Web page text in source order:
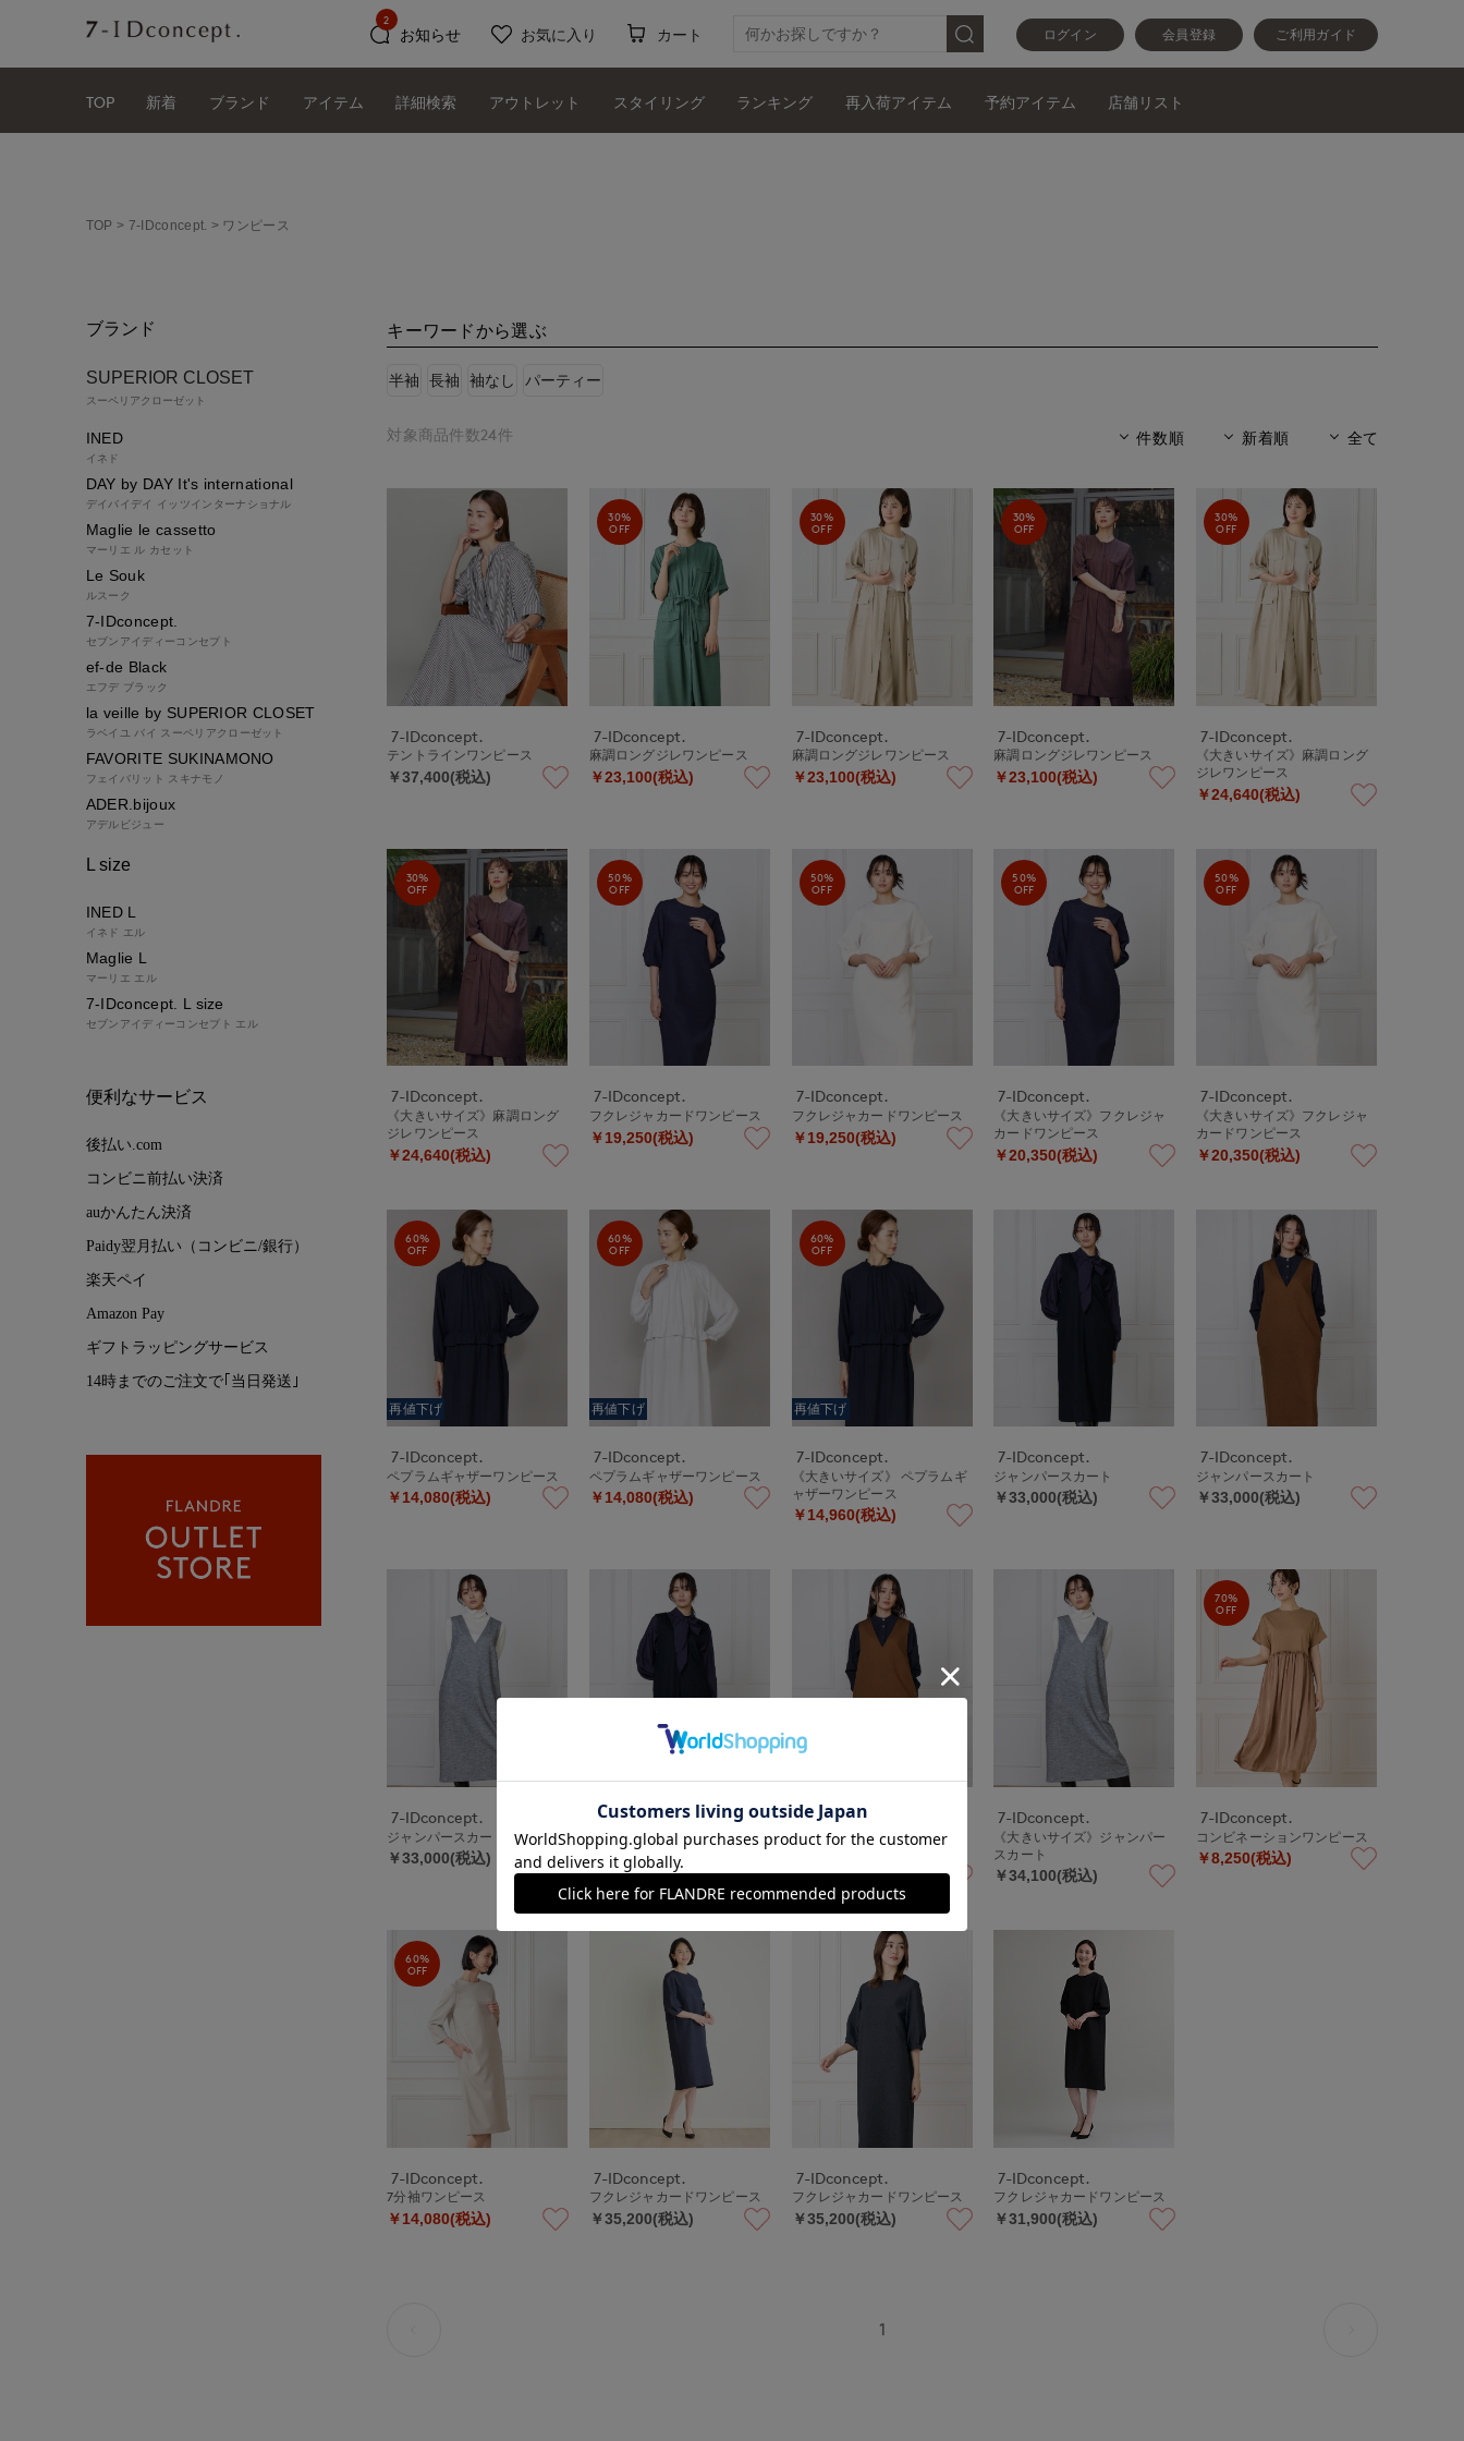
ログイン 会員登録 ご利用ガイド
お知らせ
2
お気に入り カート
TOP 新着 ブランド アイテム 詳細検索 アウトレット スタイリング ランキング 再入荷アイテム 予約アイテム 店舗リスト
TOP 7-IDconcept. ワンピース
キーワードから選ぶ
半袖 長袖 袖なし パーティー
件数順 新着順 全て
対象商品件数24件
7-IDconcept.
テントラインワンピース
￥37,400(税込)
30%
OFF
7-IDconcept.
麻調ロングジレワンピース
￥23,100(税込)
30%
OFF
7-IDconcept.
麻調ロングジレワンピース
￥23,100(税込)
30%
OFF
7-IDconcept.
麻調ロングジレワンピース
￥23,100(税込)
30%
OFF
7-IDconcept.
《大きいサイズ》麻調ロング
ジレワンピース
￥24,640(税込)
30%
OFF
7-IDconcept.
《大きいサイズ》麻調ロング
ジレワンピース
￥24,640(税込)
50%
OFF
7-IDconcept.
フクレジャカードワンピース
￥19,250(税込)
50%
OFF
7-IDconcept.
フクレジャカードワンピース
￥19,250(税込)
50%
OFF
7-IDconcept.
《大きいサイズ》フクレジャ
カードワンピース
￥20,350(税込)
50%
OFF
7-IDconcept.
《大きいサイズ》フクレジャ
カードワンピース
￥20,350(税込)
60%
OFF
再値下げ
7-IDconcept.
ペプラムギャザーワンピース
￥14,080(税込)
60%
OFF
再値下げ
7-IDconcept.
ペプラムギャザーワンピース
￥14,080(税込)
60%
OFF
再値下げ
7-IDconcept.
《大きいサイズ》 ペプラムギ
ャザーワンピース
￥14,960(税込)
7-IDconcept.
ジャンパースカート
￥33,000(税込)
7-IDconcept.
ジャンパースカート
￥33,000(税込)
7-IDconcept.
ジャンパースカート
￥33,000(税込)
7-IDconcept.
《大きいサイズ》ジャンパー
スカート
￥34,100(税込)
7-IDconcept.
《大きいサイズ》ジャンパー
￥34,100(税込)
7-IDconcept.
《大きいサイズ》ジャンパー
スカート
￥34,100(税込)
70%
OFF
7-IDconcept.
コンビネーションワンピース
￥8,250(税込)
60%
OFF
7-IDconcept.
7分袖ワンピース
￥14,080(税込)
7-IDconcept.
フクレジャカードワンピース
￥35,200(税込)
7-IDconcept.
フクレジャカードワンピース
￥35,200(税込)
7-IDconcept.
フクレジャカードワンピース
￥31,900(税込)
1
ブランド
SUPERIOR CLOSET
スーペリアクローゼット
INED
イネド
DAY by DAY It's international
デイバイデイ イッツインターナショナル
Maglie le cassetto
マーリエ ル カセット
Le Souk
ルスーク
7-IDconcept.
セブンアイディーコンセプト
ef-de Black
エフデ ブラック
la veille by SUPERIOR CLOSET
ラベイユ バイ スーペリアクローゼット
FAVORITE SUKINAMONO
フェイバリット スキナモノ
ADER.bijoux
アデルビジュー
L size
INED L
イネド エル
Maglie L
マーリエ エル
7-IDconcept. L size
セブンアイディーコンセプト エル
便利なサービス
後払い.com
コンビニ前払い決済
auかんたん決済
Paidy翌月払い（コンビニ/銀行）
楽天ペイ
Amazon Pay
ギフトラッピングサービス
14時までのご注文で｢当日発送｣